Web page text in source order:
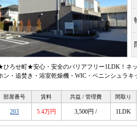
ひろせ町★安心・安全のバリアフリー1LDK！ネ
ン・追焚き・浴室乾燥機・WIC・ペニンシュラキ
部屋番号 賃料 共益 / 管理費 間取り
203 5.4万円 3,500円 / 1LDK